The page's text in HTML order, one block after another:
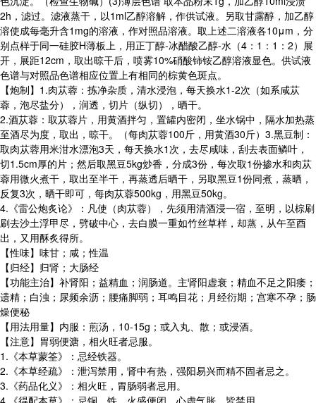
2h，滤过。滤液蒸干，以1ml乙醇溶解，作供试液。另取甘露醇，加乙醇
溶使成每毫升含1mg的溶液，作对照品溶液。取上述二溶液各10μm，分
别点样于同一硅胶H薄板上，用正丁醇-冰醋酸乙醇-水（4：1：1：2）展
开，展距12cm，取出晾干后，喷雾10%硝酸铈铵乙醇溶液显色。供试液
色谱与对照品色谱相应位置上有相同的棕黄色斑点。
【炮制】1.肉苁蓉：拣净杂质，清水浸泡，每天换水1-2次（如系咸苁
蓉，泡尽盐分），润透，切片（纵切），晒干。
2.酒苁蓉：取苁蓉片，用黄酒拌匀，置罐内密闭，坐水锅中，隔水加热蒸
至酒尽为度，取出，晾干。（每肉苁蓉100斤，用黄酒30斤）3.黑豆制：
取肉苁蓉用米泔水漂泡3天，每天换水1次，去尽咸味，刮去表面鳞叶，
切1.5cm厚的片；然后取黑豆5kg炒香，分成3份，每次取1份掺水和肉苁
蓉用微火煮干，取出至半干，再蒸透后晒干，另取黑豆1份同煮，蒸晒，
反复3次，晒干即可，每肉苁蓉500kg，用黑豆50kg。
4.《雷公炮炙论》：凡使（肉苁蓉），先须用清酒浸一宿，至明，以棕刷
刷去沙土浮甲尽，劈破中心，去白膜一重如竹丝草样，却蒸，从午至酉
出，又用酥炙得所。
【性味】味甘；咸；性温
【归经】归肾；大肠经
【功能主治】补肾阳；益精血；润肠道。主肾阳虚衰；精血不足之阳痿；
遗精；白浊；尿频余沥；腰痛脚弱；耳鸣目花；月经衍期；宫寒不孕；肠
燥便秘
【用法用量】内服：煎汤，10-15g；或入丸、散；或浸酒。
【注意】胃弱便溏，相火旺者忌服。
1.《本草蒙筌》：忌经铁器。
2.《本草经疏》：泄泻禁用，肾中有热，强阳易兴而精不固者忌之。
3.《药品化义》：相火旺，胃肠弱者忌用。
4.《得配本草》：忌铜、铁。火盛便闭、心虚气胀，皆禁用。